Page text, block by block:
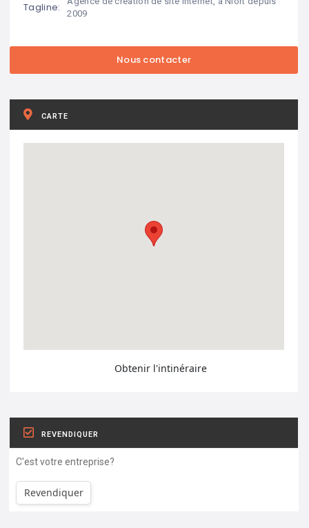
Tagline:
2009
CARTE
Obtenir l'intinéraire
REVENDIQUER
C'est votre entreprise?
Revendiquer